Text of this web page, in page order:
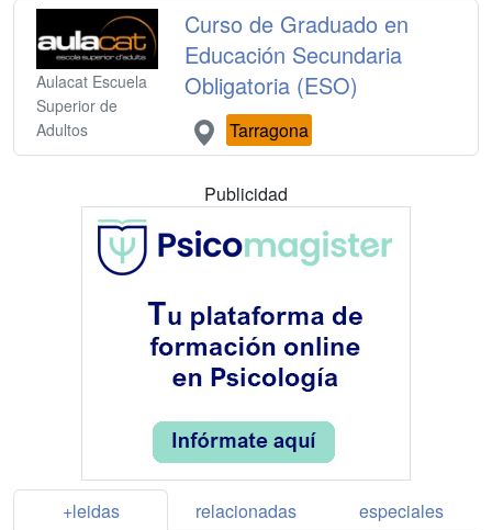
Aulacat Escuela
Superior de
Adultos
Curso de Graduado en
Educación Secundaria
Obligatoria (ESO)
Tarragona
Publicidad
+leidas relacionadas
especiales